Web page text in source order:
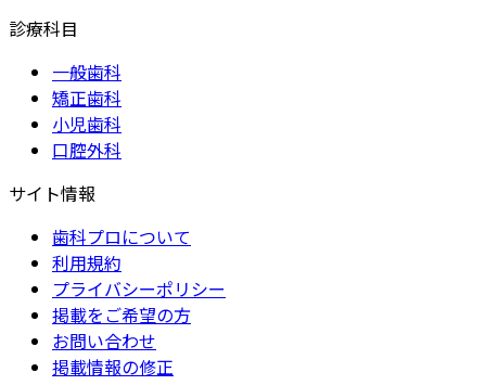
診療科目
一般歯科
矯正歯科
小児歯科
口腔外科
サイト情報
歯科プロについて
利用規約
プライバシーポリシー
掲載をご希望の方
お問い合わせ
掲載情報の修正